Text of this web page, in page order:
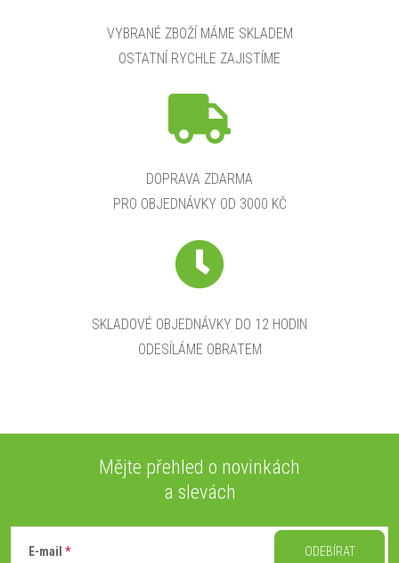
VYBRANÉ ZBOŽÍ MÁME SKLADEM
OSTATNÍ RYCHLE ZAJISTÍME
DOPRAVA ZDARMA
PRO OBJEDNÁVKY OD 3000 KČ
SKLADOVÉ OBJEDNÁVKY DO 12 HODIN
ODESÍLÁME OBRATEM
Mějte přehled o novinkách
a slevách
E-mail ODEBÍRAT